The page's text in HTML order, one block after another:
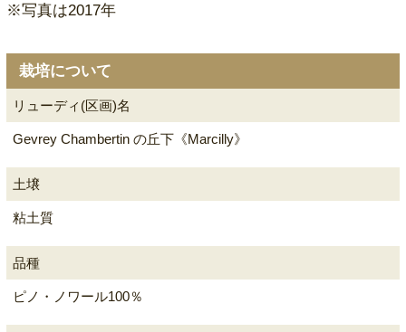
※写真は2017年
栽培について
リューディ(区画)名
Gevrey Chambertin の丘下《Marcilly》
土壌
粘土質
品種
ピノ・ノワール100％